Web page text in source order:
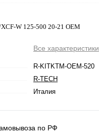
W 125-500 20-21 OEM
Все характеристики
R-KITKTM-OEM-520
R-TECH
Италия